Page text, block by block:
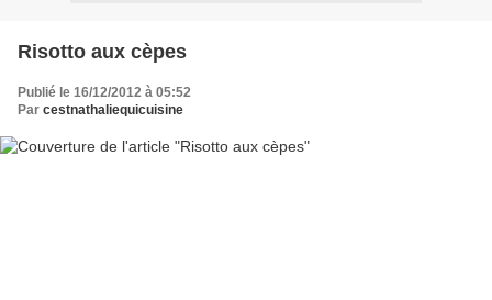
Risotto aux cèpes
Publié le 16/12/2012 à 05:52
Par cestnathaliequicuisine